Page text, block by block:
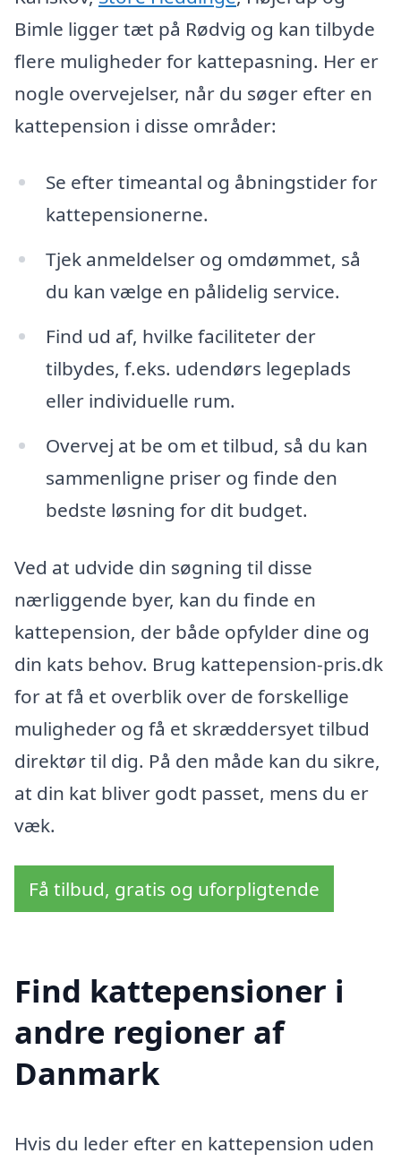
Bimle ligger tæt på Rødvig og kan tilbyde
flere muligheder for kattepasning. Her er
nogle overvejelser, når du søger efter en
kattepension i disse områder:
Se efter timeantal og åbningstider for
kattepensionerne.
Tjek anmeldelser og omdømmet, så
du kan vælge en pålidelig service.
Find ud af, hvilke faciliteter der
tilbydes, f.eks. udendørs legeplads
eller individuelle rum.
Overvej at be om et tilbud, så du kan
sammenligne priser og finde den
bedste løsning for dit budget.
Ved at udvide din søgning til disse
nærliggende byer, kan du finde en
kattepension, der både opfylder dine og
din kats behov. Brug kattepension-pris.dk
for at få et overblik over de forskellige
muligheder og få et skræddersyet tilbud
direktør til dig. På den måde kan du sikre,
at din kat bliver godt passet, mens du er
væk.
Få tilbud, gratis og uforpligtende
Find kattepensioner i
andre regioner af
Danmark
Hvis du leder efter en kattepension uden